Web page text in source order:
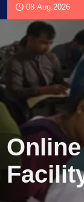
08.Aug.2026